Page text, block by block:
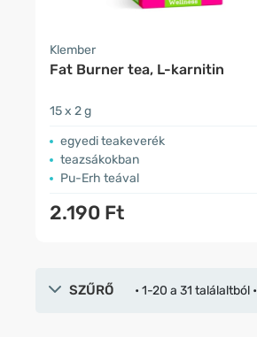
Klember
Fat Burner tea, L-karnitin
15 x 2 g
egyedi teakeverék
teazsákokban
Pu-Erh teával
2.190 Ft
SZŰRŐ • 1-20 a 31 találaltból •